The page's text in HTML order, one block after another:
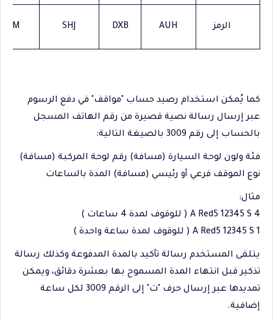
الرمز AUH
DXB
SHJ
AJM
كما يُمكن استخدام رصيد حساب "مواقف" في دفع الرسوم
عبر إرسال رسالة نصية قصيرة من رقم الهاتف المسجل
بالحساب إلى رقم 3009 بالصيغة التالية:
فئة ولون لوحة السيارة (مسافة) رقم لوحة المركبة (مسافة)
نوع الموقف فرعي أو رئيسي (مسافة) المدة بالساعات
مثال:
A Red5 12345 S 4 ( للوقوف لمدة 4 ساعات )
A Red5 12345 S 1 ( للوقوف لمدة ساعة واحدة )
يتلقى المستخدم رسالة تأكيد بالمدة المدفوعة وكذلك رسالة
تذكير قبل انتهاء المدة المسموح بها بعشرة دقائق، ويمكن
تمديدها عبر إرسال حرف "ت" إلى الرقم 3009 لكل ساعة
إضافية.